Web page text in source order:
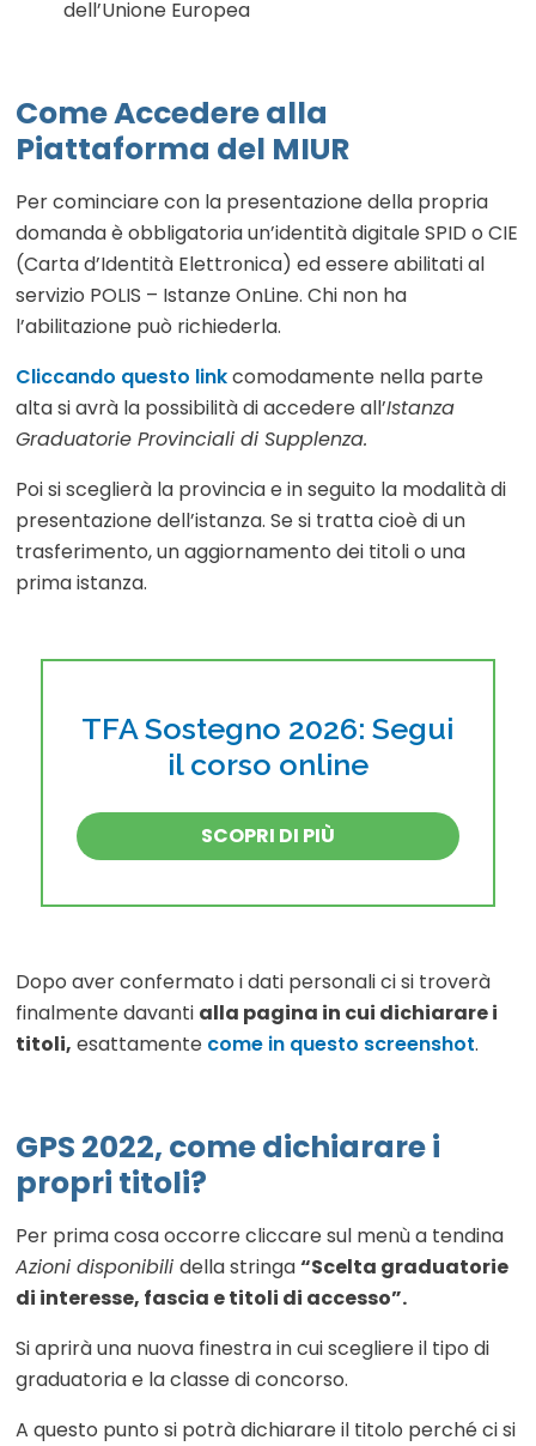
dell’Unione Europea
Come Accedere alla
Piattaforma del MIUR
Per cominciare con la presentazione della propria
domanda è obbligatoria un’identità digitale SPID o CIE
(Carta d’Identità Elettronica) ed essere abilitati al
servizio POLIS – Istanze OnLine. Chi non ha
l’abilitazione può richiederla.
Cliccando questo linkcomodamente nella parte
alta si avrà la possibilità di accedere all’Istanza
Graduatorie Provinciali di Supplenza.
Poi si sceglierà la provincia e in seguito la modalità di
presentazione dell’istanza. Se si tratta cioè di un
trasferimento, un aggiornamento dei titoli o una
prima istanza.
TFA Sostegno 2026: Segui
il corso online
SCOPRI DI PIÙ
Dopo aver confermato i dati personali ci si troverà
finalmente davanti alla pagina in cui dichiarare i
titoli, esattamente come in questo screenshot.
GPS 2022, come dichiarare i
propri titoli?
Per prima cosa occorre cliccare sul menù a tendina
Azioni disponibili della stringa“Scelta graduatorie
di interesse, fascia e titoli di accesso”.
Si aprirà una nuova finestra in cui scegliere il tipo di
graduatoria e la classe di concorso.
A questo punto si potrà dichiarare il titolo perché ci si